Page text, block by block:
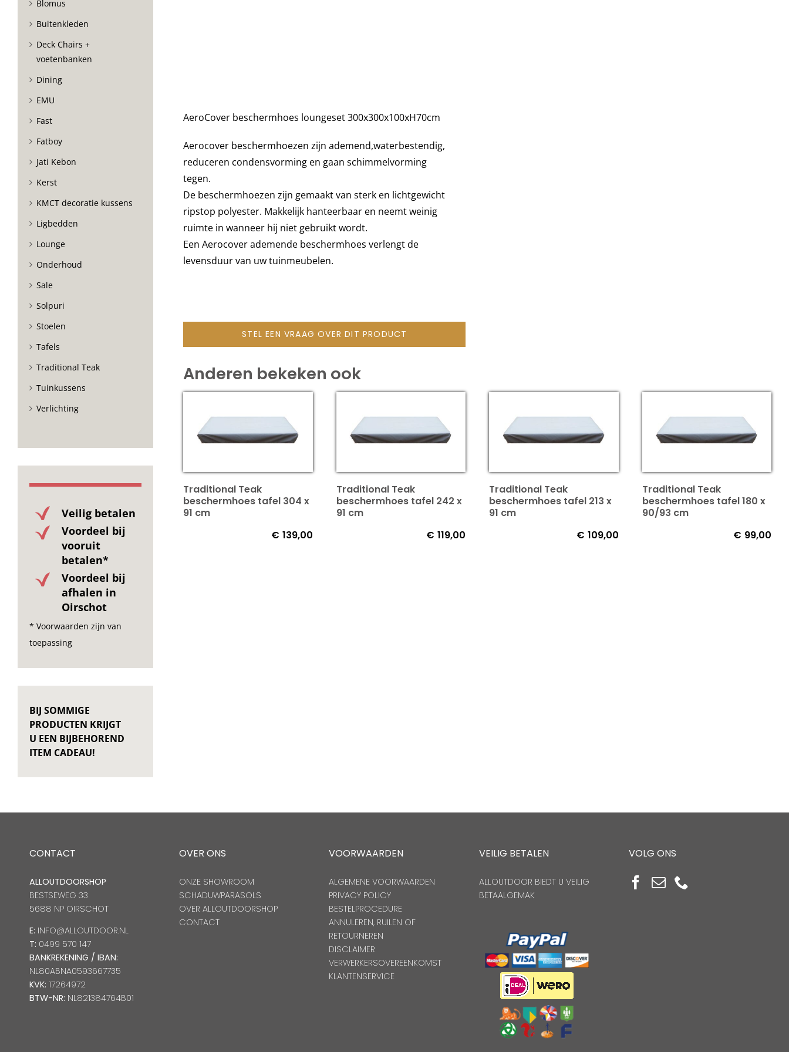
AeroCover beschermhoes loungeset 300x300x100xH70cm
Aerocover beschermhoezen zijn ademend,waterbestendig,
reduceren condensvorming en gaan schimmelvorming
tegen.
De beschermhoezen zijn gemaakt van sterk en lichtgewicht
ripstop polyester. Makkelijk hanteerbaar en neemt weinig
ruimte in wanneer hij niet gebruikt wordt.
Een Aerocover ademende beschermhoes verlengt de
levensduur van uw tuinmeubelen.
STEL EEN VRAAG OVER DIT PRODUCT
Anderen bekeken ook
Traditional Teak
beschermhoes tafel 304 x
91 cm
€ 139,00
Traditional Teak
beschermhoes tafel 242 x
91 cm
€ 119,00
Traditional Teak
beschermhoes tafel 213 x
91 cm
€ 109,00
Traditional Teak
beschermhoes tafel 180 x
90/93 cm
€ 99,00
Blomus
Buitenkleden
Deck Chairs +
voetenbanken
Dining
EMU
Fast
Fatboy
Jati Kebon
Kerst
KMCT decoratie kussens
Ligbedden
Lounge
Onderhoud
Sale
Solpuri
Stoelen
Tafels
Traditional Teak
Tuinkussens
Verlichting
Veilig betalen
Voordeel bij
vooruit
betalen*
Voordeel bij
afhalen in
Oirschot
* Voorwaarden zijn van
toepassing
BIJ SOMMIGE
PRODUCTEN KRIJGT
U EEN BIJBEHOREND
ITEM CADEAU!
CONTACT
ALLOUTDOORSHOP
BESTSEWEG 33
5688 NP OIRSCHOT
E: INFO@ALLOUTDOOR.NL
T: 0499 570 147
BANKREKENING / IBAN:
NL80ABNA0593667735
KVK: 17264972
BTW-NR: NL821384764B01
OVER ONS
ONZE SHOWROOM
SCHADUWPARASOLS
OVER ALLOUTDOORSHOP
CONTACT
VOORWAARDEN
ALGEMENE VOORWAARDEN
PRIVACY POLICY
BESTELPROCEDURE
ANNULEREN, RUILEN OF
RETOURNEREN
DISCLAIMER
VERWERKERSOVEREENKOMST
KLANTENSERVICE
VEILIG BETALEN
ALLOUTDOOR BIEDT U VEILIG
BETAALGEMAK
VOLG ONS